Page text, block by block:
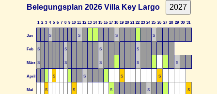
Belegungsplan 2026 Villa Key Largo
1 2 3 4 5 6 7 8 9 10 11 12 13 14 15 16 17 18 19 20 21 22 23 24 25 26 27 28 29 30 31
Jan S S S S
Feb S S S S
März S S S S S
April S S S S
Mai S S S S S